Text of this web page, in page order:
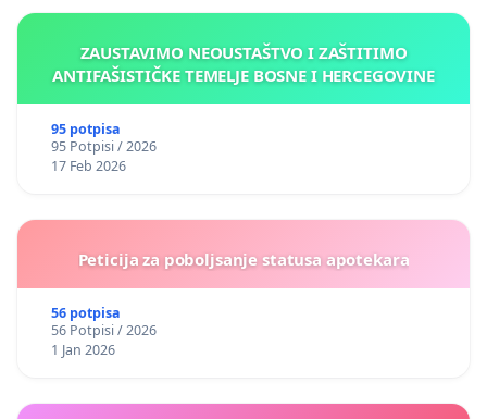
ZAUSTAVIMO NEOUSTAŠTVO I ZAŠTITIMO
ANTIFAŠISTIČKE TEMELJE BOSNE I HERCEGOVINE
95 potpisa
95 Potpisi / 2026
17 Feb 2026
Peticija za poboljsanje statusa apotekara
56 potpisa
56 Potpisi / 2026
1 Jan 2026